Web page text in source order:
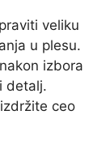
veliku
u plesu.
izbora
detalj.
ceo